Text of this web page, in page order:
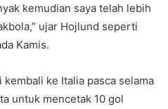
kemudian saya telah lebih
ujar Hojlund seperti
Kamis.
ke Italia pasca selama
untuk mencetak 10 gol